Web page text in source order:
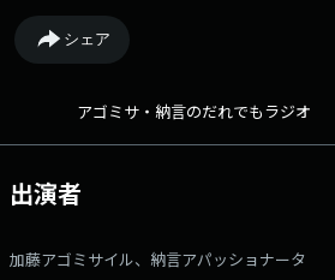
シェア
アゴミサ・納言のだれでもラジオ
出演者
加藤アゴミサイル、納言アパッショナータ